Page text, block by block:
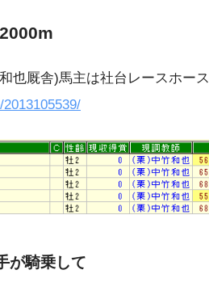
也厩舎)馬主は社台レースホース
が騎乗して